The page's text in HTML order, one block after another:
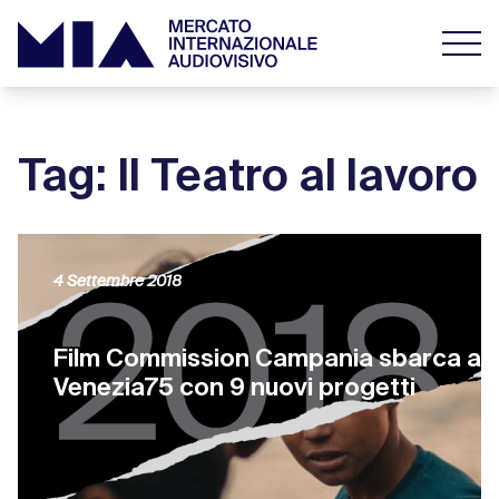
Tag: Il Teatro al lavoro
Film Commission Campania sbarca a
Venezia75 con 9 nuovi progetti
4 Settembre 2018